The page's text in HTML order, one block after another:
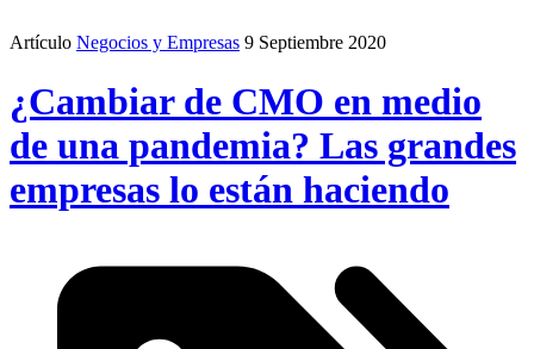
Artículo Negocios y Empresas 9 Septiembre 2020
¿Cambiar de CMO en medio
de una pandemia? Las grandes
empresas lo están haciendo